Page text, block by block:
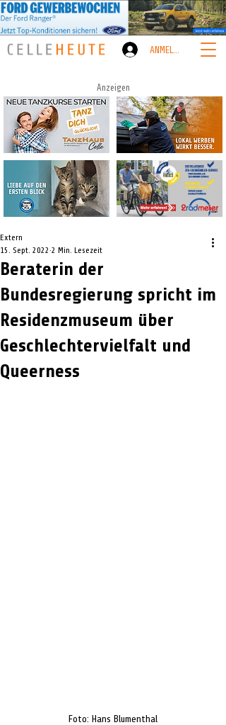
ANMELDEN
Anzeigen
Beraterin der
Bundesregierung spricht im
Residenzmuseum über
Geschlechtervielfalt und
Queerness
Extern
15. Sept. 2022 2 Min. Lesezeit
Foto: Hans Blumenthal